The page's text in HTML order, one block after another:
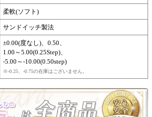
柔軟(ソフト)
サンドイッチ製法
±0.00(度なし)、0.50、
1.00～5.00(0.25Step)、
-5.00～-10.00(0.50step)
※-0.25、-0.75の在庫はございません。